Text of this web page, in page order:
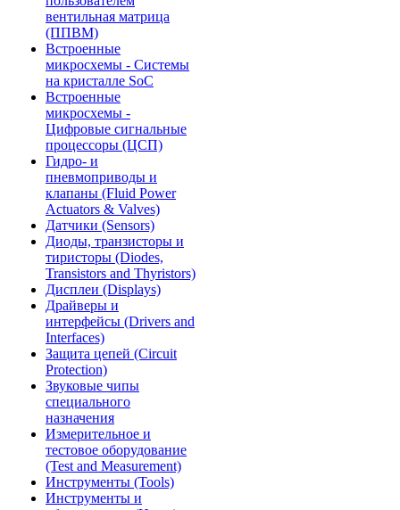
вентильная матрица
(ППВМ)
Встроенные
микросхемы - Системы
на кристалле SoC
Встроенные
микросхемы -
Цифровые сигнальные
процессоры (ЦСП)
Гидро- и
пневмоприводы и
клапаны (Fluid Power
Actuators & Valves)
Датчики (Sensors)
Диоды, транзисторы и
тиристоры (Diodes,
Transistors and Thyristors)
Дисплеи (Displays)
Драйверы и
интерфейсы (Drivers and
Interfaces)
Защита цепей (Circuit
Protection)
Звуковые чипы
специального
назначения
Измерительное и
тестовое оборудование
(Test and Measurement)
Инструменты (Tools)
Инструменты и